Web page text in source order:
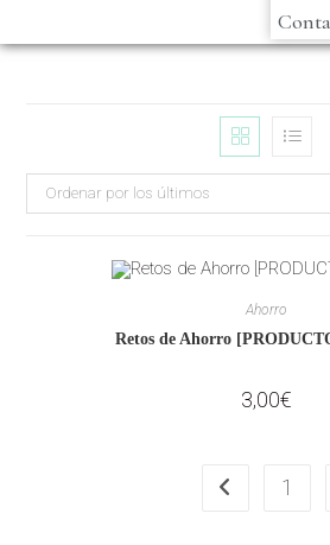
Ordenar por los últimos
Ahorro
Retos de Ahorro
3,00€
1